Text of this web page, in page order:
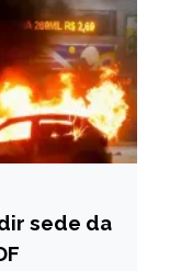
sede da